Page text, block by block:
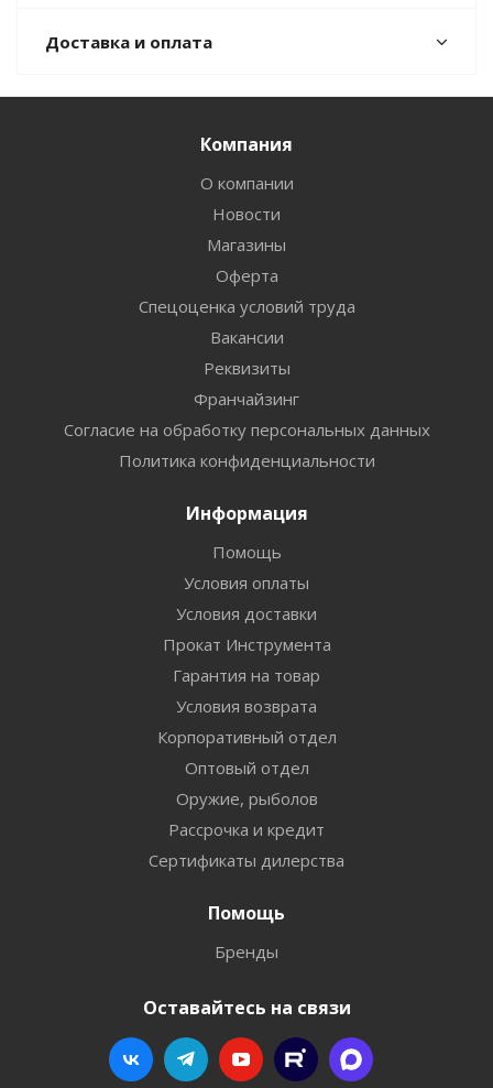
Доставка и оплата
Компания
О компании
Новости
Магазины
Оферта
Спецоценка условий труда
Вакансии
Реквизиты
Франчайзинг
Согласие на обработку персональных данных
Политика конфиденциальности
Информация
Помощь
Условия оплаты
Условия доставки
Прокат Инструмента
Гарантия на товар
Условия возврата
Корпоративный отдел
Оптовый отдел
Оружие, рыболов
Рассрочка и кредит
Сертификаты дилерства
Помощь
Бренды
Оставайтесь на связи